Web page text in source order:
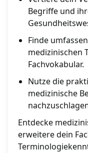
Begriffe und
Finde
medizinischen
Fachvokabular.
Nutze die
medizinische
Entdecke
erweitere dein